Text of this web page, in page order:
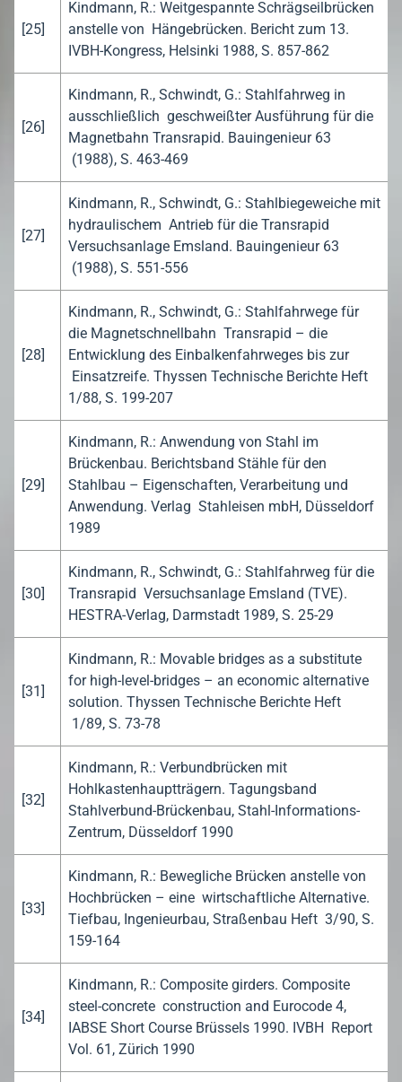
[25]
Kindmann, R.: Weitgespannte Schrägseilbrücken
anstelle von Hängebrücken. Bericht zum 13.
IVBH-Kongress, Helsinki 1988, S. 857-862
[26]
Kindmann, R., Schwindt, G.: Stahlfahrweg in
ausschließlich geschweißter Ausführung für die
Magnetbahn Transrapid. Bauingenieur 63
(1988), S. 463-469
[27]
Kindmann, R., Schwindt, G.: Stahlbiegeweiche mit
hydraulischem Antrieb für die Transrapid
Versuchsanlage Emsland. Bauingenieur 63
(1988), S. 551-556
[28]
Kindmann, R., Schwindt, G.: Stahlfahrwege für
die Magnetschnellbahn Transrapid – die
Entwicklung des Einbalkenfahrweges bis zur
Einsatzreife. Thyssen Technische Berichte Heft
1/88, S. 199-207
[29]
Kindmann, R.: Anwendung von Stahl im
Brückenbau. Berichtsband Stähle für den
Stahlbau – Eigenschaften, Verarbeitung und
Anwendung. Verlag Stahleisen mbH, Düsseldorf
1989
[30]
Kindmann, R., Schwindt, G.: Stahlfahrweg für die
Transrapid Versuchsanlage Emsland (TVE).
HESTRA-Verlag, Darmstadt 1989, S. 25-29
[31]
Kindmann, R.: Movable bridges as a substitute
for high-level-bridges – an economic alternative
solution. Thyssen Technische Berichte Heft
1/89, S. 73-78
[32]
Kindmann, R.: Verbundbrücken mit
Hohlkastenhauptträgern. Tagungsband
Stahlverbund-Brückenbau, Stahl-Informations-
Zentrum, Düsseldorf 1990
[33]
Kindmann, R.: Bewegliche Brücken anstelle von
Hochbrücken – eine wirtschaftliche Alternative.
Tiefbau, Ingenieurbau, Straßenbau Heft 3/90, S.
159-164
[34]
Kindmann, R.: Composite girders. Composite
steel-concrete construction and Eurocode 4,
IABSE Short Course Brüssels 1990. IVBH Report
Vol. 61, Zürich 1990